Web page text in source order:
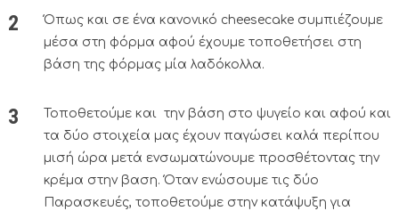
Όπως και σε ένα κανονικό cheesecake συμπιέζουμε
μέσα στη φόρμα αφού έχουμε τοποθετήσει στη
βάση της φόρμας μία λαδόκολλα.
Τοποθετούμε και την βάση στο ψυγείο και αφού και
τα δύο στοιχεία μας έχουν παγώσει καλά περίπου
μισή ώρα μετά ενσωματώνουμε προσθέτοντας την
κρέμα στην βαση. Όταν ενώσουμε τις δύο
Παρασκευές, τοποθετούμε στην κατάψυξη για